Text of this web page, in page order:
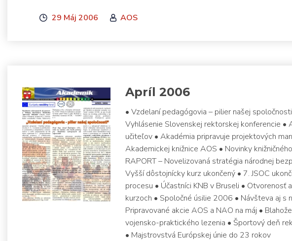
29 Máj 2006 AOS
Apríl 2006
• Vzdelaní pedagógovia – pilier našej
Vyhlásenie Slovenskej rektorskej konferencie •
učiteľov • Akadémia pripravuje projektových
Akademickej knižnice AOS • Novinky
RAPORT – Novelizovaná stratégia národnej
Vyšší dôstojnícky kurz ukončený • 7. JSOC
procesu • Účastníci KNB v Bruseli • Otvorenosť
kurzoch • Spoločné úsilie 2006 • Návšteva aj s
Pripravované akcie AOS a NAO na máj •
vojensko-praktického lezenia • Športový deň
• Majstrovstvá Európskej únie do 23 rokov